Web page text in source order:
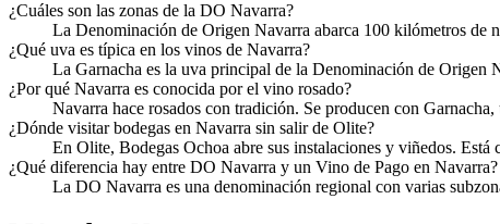
¿Cuáles son las zonas de la DO Navarra?
La Denominación de Origen Navarra abarca 100 kilómetros de
¿Qué uva es típica en los vinos de Navarra?
La Garnacha es la uva principal de la Denominación de Origen
¿Por qué Navarra es conocida por el vino rosado?
Navarra hace rosados con tradición. Se producen con
¿Dónde visitar bodegas en Navarra sin salir de Olite?
En Olite, Bodegas Ochoa abre sus instalaciones y viñedos. Está
¿Qué diferencia hay entre DO Navarra y un Vino de Pago en Navarra?
La DO Navarra es una denominación regional con varias